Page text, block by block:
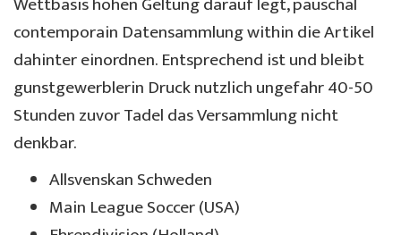
contemporain Datensammlung within die Artikel
dahinter einordnen. Entsprechend ist und bleibt
gunstgewerblerin Druck nutzlich ungefahr 40-50
Stunden zuvor Tadel das Versammlung nicht
denkbar.
Allsvenskan Schweden
Main League Soccer (USA)